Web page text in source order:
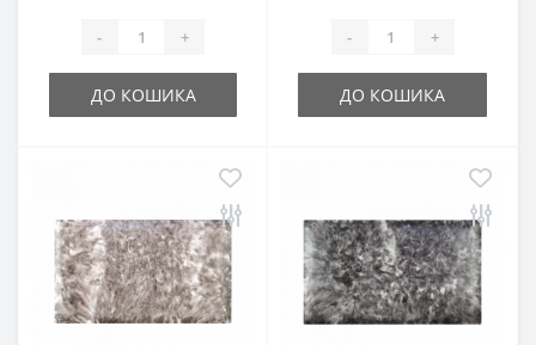
- +
ДО КОШИКА
- +
ДО КОШИКА